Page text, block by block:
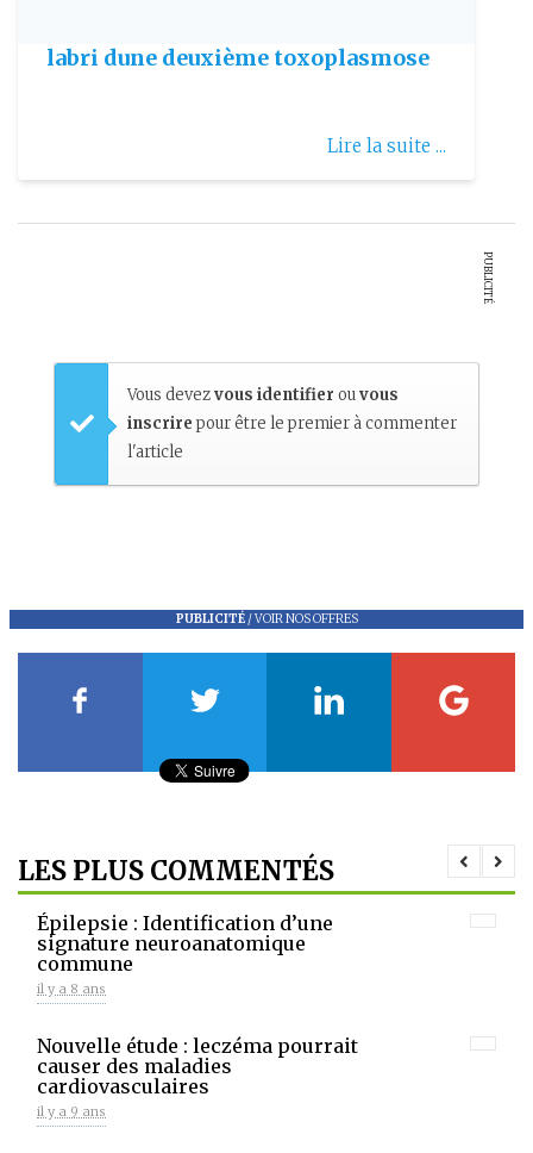
labri dune deuxième toxoplasmose
Lire la suite ...
PUBLICITÉ
Vous devezvous identifier ouvous
inscrire pour être le premier à commenter
l'article
PUBLICITÉ/VOIR NOS OFFRES
LES PLUS COMMENTÉS
Épilepsie : Identification d’une
signature neuroanatomique
commune
il y a 8 ans
Nouvelle étude : leczéma pourrait
causer des maladies
cardiovasculaires
il y a 9 ans